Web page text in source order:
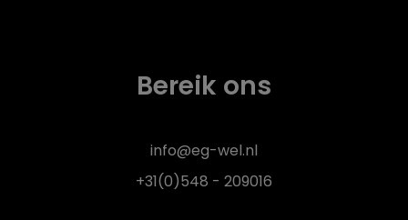
Bereik ons
info@eg-wel.nl
+31(0)548 - 209016